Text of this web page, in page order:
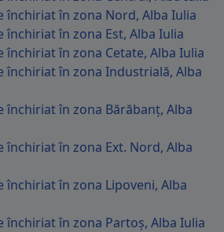
închiriat în zona Nord, Alba Iulia
închiriat în zona Est, Alba Iulia
închiriat în zona Cetate, Alba Iulia
închiriat în zona Industrială, Alba
închiriat în zona Bărăbanț, Alba
închiriat în zona Ext. Nord, Alba
închiriat în zona Lipoveni, Alba
închiriat în zona Partoș, Alba Iulia